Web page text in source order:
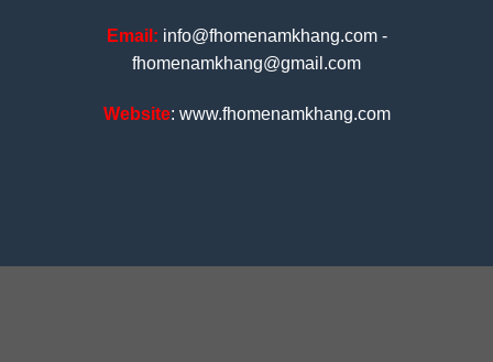
Email: info@fhomenamkhang.com -
fhomenamkhang@gmail.com
Website: www.fhomenamkhang.com